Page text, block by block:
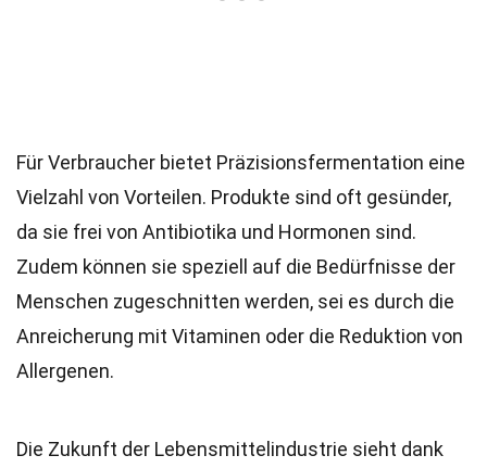
Für Verbraucher bietet Präzisionsfermentation eine
Vielzahl von Vorteilen. Produkte sind oft gesünder,
da sie frei von Antibiotika und Hormonen sind.
Zudem können sie speziell auf die Bedürfnisse der
Menschen zugeschnitten werden, sei es durch die
Anreicherung mit Vitaminen oder die Reduktion von
Allergenen.
Die Zukunft der Lebensmittelindustrie sieht dank